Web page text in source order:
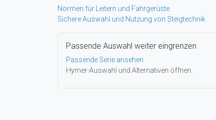
Normen für Leitern und Fahrgerüste
Sichere Auswahl und Nutzung von Steigtechnik
Passende Auswahl weiter eingrenzen
Passende Serie ansehen
Hymer-Auswahl und Alternativen öffnen.